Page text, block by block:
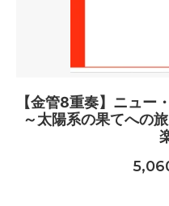
【金管8重奏】ニュー
～太陽系の果てへの